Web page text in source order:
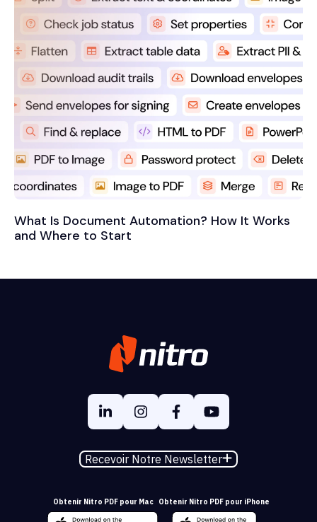
What Is Document Automation? How It Works
and Where to Start
Recevoir Notre Newsletter
Obtenir Nitro PDF pour Mac Obtenir Nitro PDF pour iPhone